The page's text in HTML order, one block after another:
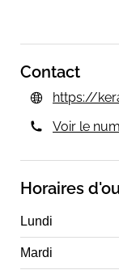
Contact
https://
Voir le
Horaires
Lundi
Mardi
standardisés.
analyse précise
Qui souhaitent
subir.
Comment ça se
apaisant.
peau.
Françoise Jubin